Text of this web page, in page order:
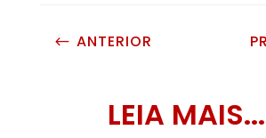
# ANTERIOR
LEIA MAIS...